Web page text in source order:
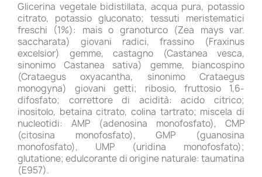
Glicerina vegetale bidistillata, acqua pura, potassio
citrato, potassio gluconato; tessuti meristematici
freschi (1%): mais o granoturco (Zea mays var.
saccharata) giovani radici, frassino (Fraxinus
excelsior) gemme, castagno (Castanea vesca,
sinonimo Castanea sativa) gemme, biancospino
(Crataegus oxyacantha, sinonimo Crataegus
monogyna) giovani getti; ribosio, fruttosio 1,6-
difosfato; correttore di acidità: acido citrico;
inositolo, betaina citrato, colina tartrato; miscela di
nucleotidi: AMP (adenosina monofosfato), CMP
(citosina monofosfato), GMP (guanosina
monofosfato), UMP (uridina monofosfato);
glutatione; edulcorante di origine naturale: taumatina
(E957).